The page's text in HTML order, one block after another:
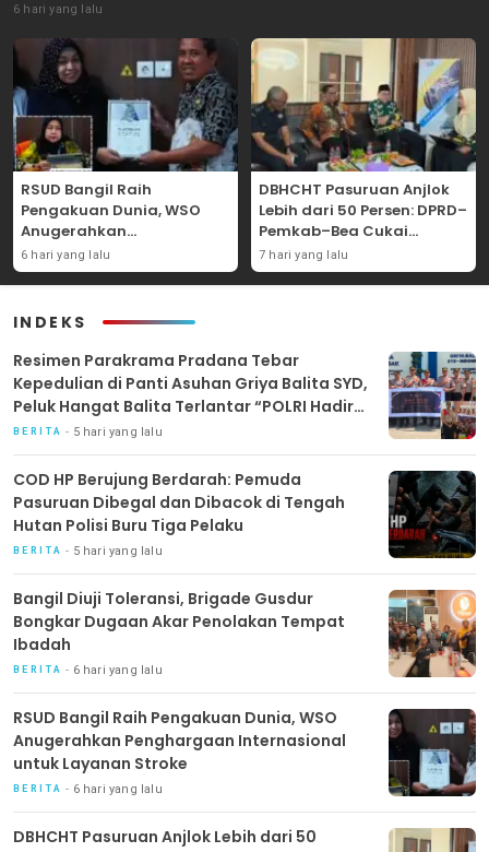
6 hari yang lalu
RSUD Bangil Raih
Pengakuan Dunia, WSO
Anugerahkan
Penghargaan
Internasional untuk
6 hari yang lalu
DBHCHT Pasuruan Anjlok
Lebih dari 50 Persen: DPRD–
Pemkab–Bea Cukai
Perkuat Perang Melawan
Peredaran Rokok Ilegal
7 hari yang lalu
INDEKS
Resimen Parakrama Pradana Tebar
Kepedulian di Panti Asuhan Griya Balita SYD,
Peluk Hangat Balita Terlantar “POLRI Hadir
Dengan Hati”
BERITA 5 hari yang lalu
COD HP Berujung Berdarah: Pemuda
Pasuruan Dibegal dan Dibacok di Tengah
Hutan Polisi Buru Tiga Pelaku
BERITA 5 hari yang lalu
Bangil Diuji Toleransi, Brigade Gusdur
Bongkar Dugaan Akar Penolakan Tempat
Ibadah
BERITA 6 hari yang lalu
RSUD Bangil Raih Pengakuan Dunia, WSO
Anugerahkan Penghargaan Internasional
untuk Layanan Stroke
BERITA 6 hari yang lalu
DBHCHT Pasuruan Anjlok Lebih dari 50